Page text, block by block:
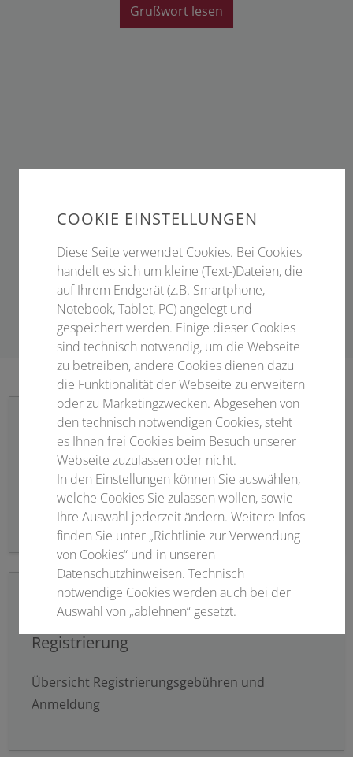
Grußwort lesen
Newsletter abonnieren
Bleiben Sie informiert!
Registrierung
Übersicht Registrierungsgebühren und
Anmeldung
COOKIE EINSTELLUNGEN
Diese Seite verwendet Cookies. Bei Cookies
handelt es sich um kleine (Text-)Dateien, die
auf Ihrem Endgerät (z.B. Smartphone,
Notebook, Tablet, PC) angelegt und
gespeichert werden. Einige dieser Cookies
sind technisch notwendig, um die Webseite
zu betreiben, andere Cookies dienen dazu
die Funktionalität der Webseite zu erweitern
oder zu Marketingzwecken. Abgesehen von
den technisch notwendigen Cookies, steht
es Ihnen frei Cookies beim Besuch unserer
Webseite zuzulassen oder nicht.
In den Einstellungen können Sie auswählen,
welche Cookies Sie zulassen wollen, sowie
Ihre Auswahl jederzeit ändern. Weitere Infos
finden Sie unter „Richtlinie zur Verwendung
von Cookies“ und in unseren
Datenschutzhinweisen. Technisch
notwendige Cookies werden auch bei der
Auswahl von „ablehnen“ gesetzt.
Notwendige Cookies
Statistisch